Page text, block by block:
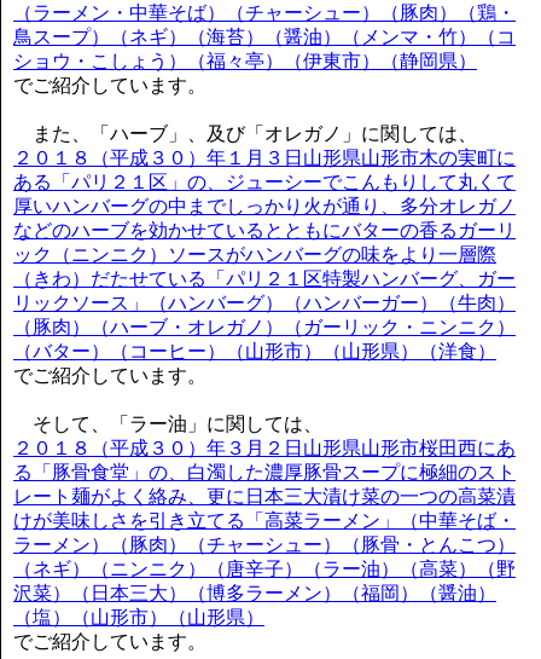
（ラーメン・中華そば）（チャーシュー）（豚肉）（鶏・
鳥スープ）（ネギ）（海苔）（醤油）（メンマ・竹）（コ
ショウ・こしょう）（福々亭）（伊東市）（静岡県）
でご紹介しています。
また、「ハーブ」、及び「オレガノ」に関しては、
２０１８（平成３０）年１月３日山形県山形市木の実町に
ある「パリ２１区」の、ジューシーでこんもりして丸くて
厚いハンバーグの中までしっかり火が通り、多分オレガノ
などのハーブを効かせているとともにバターの香るガーリ
ック（ニンニク）ソースがハンバーグの味をより一層際
（きわ）だたせている「パリ２１区特製ハンバーグ、ガー
リックソース」（ハンバーグ）（ハンバーガー）（牛肉）
（豚肉）（ハーブ・オレガノ）（ガーリック・ニンニク）
（バター）（コーヒー）（山形市）（山形県）（洋食）
でご紹介しています。
そして、「ラー油」に関しては、
２０１８（平成３０）年３月２日山形県山形市桜田西にあ
る「豚骨食堂」の、白濁した濃厚豚骨スープに極細のスト
レート麺がよく絡み、更に日本三大漬け菜の一つの高菜漬
けが美味しさを引き立てる「高菜ラーメン」（中華そば・
ラーメン）（豚肉）（チャーシュー）（豚骨・とんこつ）
（ネギ）（ニンニク）（唐辛子）（ラー油）（高菜）（野
沢菜）（日本三大）（博多ラーメン）（福岡）（醤油）
（塩）（山形市）（山形県）
でご紹介しています。